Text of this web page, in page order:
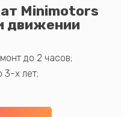
Minimotors
движении
до 2 часов;
3-х лет;